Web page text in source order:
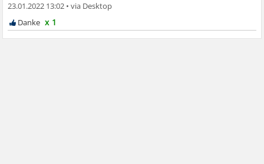
23.01.2022 13:02 •
x 1